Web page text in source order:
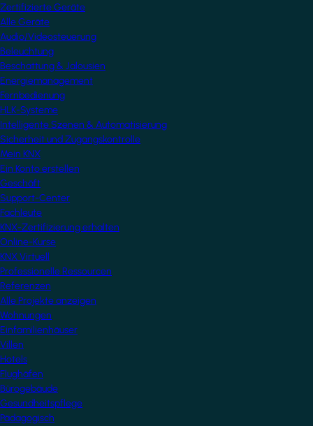
Zertifizierte Geräte
Alle Geräte
Audio/Videosteuerung
Beleuchtung
Beschattung & Jalousien
Energiemanagement
Fernbedienung
HLK-Systeme
Intelligente Szenen & Automatisierung
Sicherheit und Zugangskontrolle
Mein KNX
Ein Konto erstellen
Geschäft
Support-Center
Fachleute
KNX-Zertifizierung erhalten
Online-Kurse
KNX Virtuell
Professionelle Ressourcen
Referenzen
Alle Projekte anzeigen
Wohnungen
Einfamilienhäuser
Villen
Hotels
Flughäfen
Bürogebäude
Gesundheitspflege
Pädagogisch